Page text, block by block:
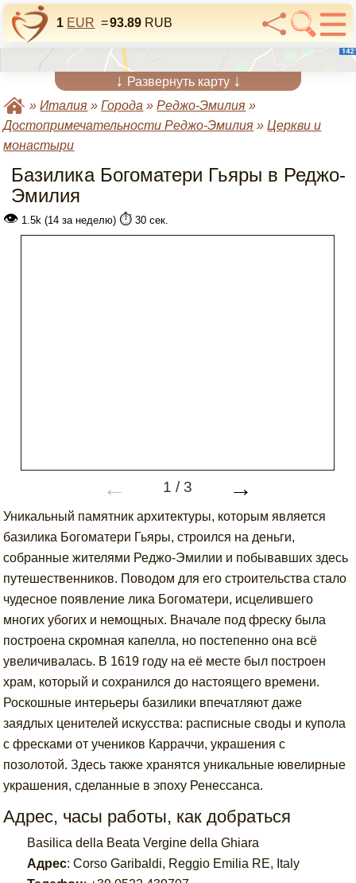
1 EUR =93.89 RUB
↓ Развернуть карту ↓
»Италия »Города »Реджо-Эмилия »
Достопримечательности Реджо-Эмилия »Церкви и
монастыри
Базилика Богоматери Гьяры в Реджо-
Эмилия
👁 1.5k (14 за неделю) ⏱️ 30 сек.
← 1 /3 →
Уникальный памятник архитектуры, которым является
базилика Богоматери Гьяры, строился на деньги,
собранные жителями Реджо-Эмилии и побывавших здесь
путешественников. Поводом для его строительства стало
чудесное появление лика Богоматери, исцелившего
многих убогих и немощных. Вначале под фреску была
построена скромная капелла, но постепенно она всё
увеличивалась. В 1619 году на её месте был построен
храм, который и сохранился до настоящего времени.
Роскошные интерьеры базилики впечатляют даже
заядлых ценителей искусства: расписные своды и купола
с фресками от учеников Карраччи, украшения с
позолотой. Здесь также хранятся уникальные ювелирные
украшения, сделанные в эпоху Ренессанса.
Адрес, часы работы, как добраться
Basilica della Beata Vergine della Ghiara
Адрес:Corso Garibaldi, Reggio Emilia RE, Italy